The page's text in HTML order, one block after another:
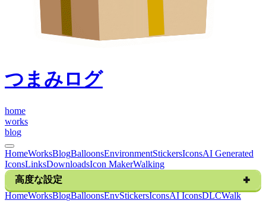
つまみログ
home
works
blog
HomeWorksBlogBalloonsEnvironmentStickersIconsAI Generated
IconsLinksDownloadsIcon MakerWalking
高度な設定
HomeWorksBlogBalloonsEnvStickersIconsAI IconsDLCWalk